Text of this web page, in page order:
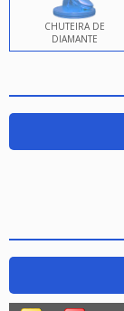
CHUTEIRA DE
DIAMANTE